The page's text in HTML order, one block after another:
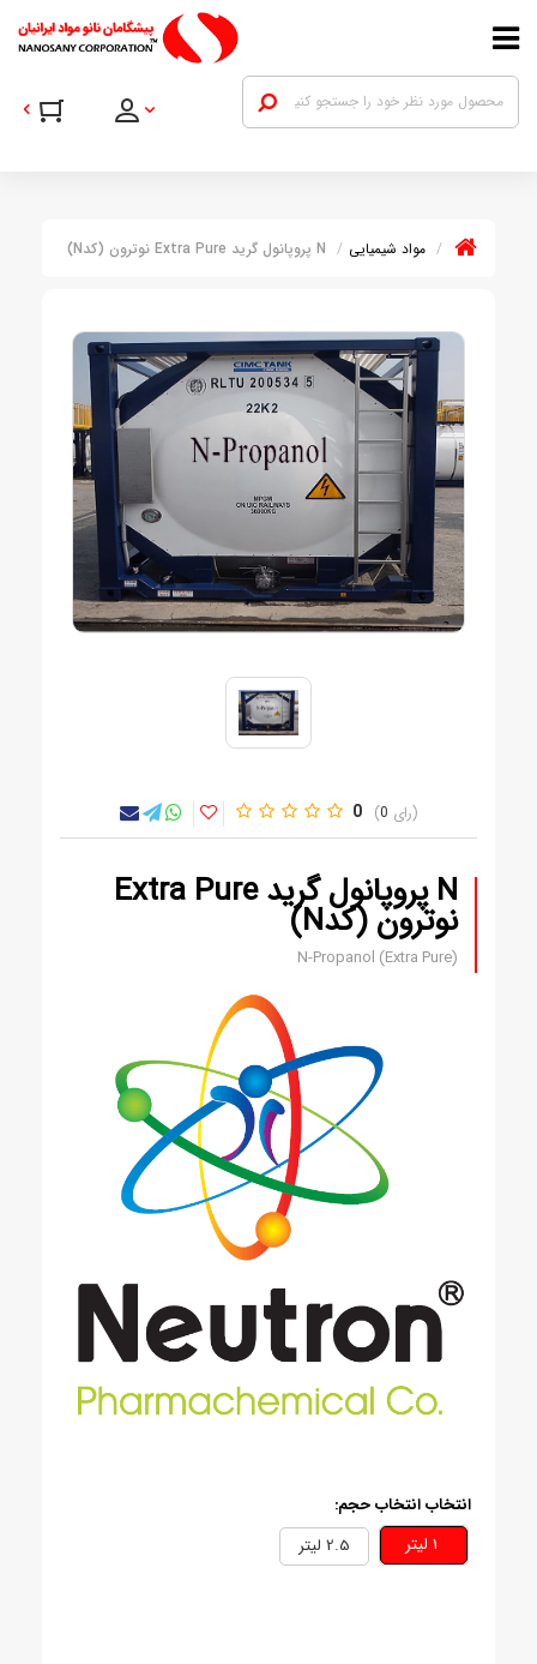
مواد شیمیایی N پروپانول گرید Extra Pure نوترون (کدN)
0 0
N پروپانول گرید Extra Pure
نوترون (کدN)
N-Propanol (Extra Pure)
انتخاب انتخاب حجم: